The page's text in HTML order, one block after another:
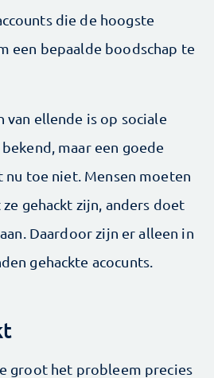
die de hoogste
een bepaalde boodschap te
van ellende is op sociale
maar een goede
nu toe niet. Mensen moeten
gehackt zijn, anders doet
Daardoor zijn er alleen in
gehackte acocunts.
groot het probleem precies